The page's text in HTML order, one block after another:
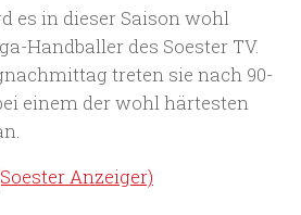
es in dieser Saison wohl
Handballer des Soester TV.
treten sie nach 90-
einem der wohl härtesten
Anzeiger)